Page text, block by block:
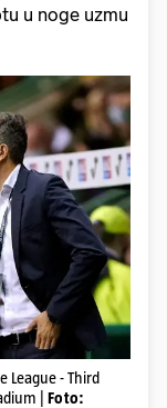
u noge uzmu
League - Third
| Foto: